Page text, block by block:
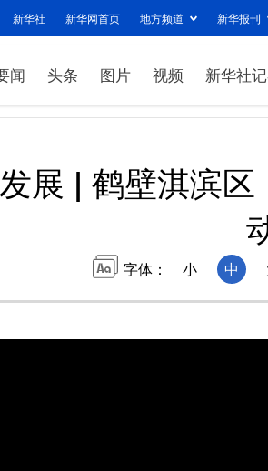
新华社 新华网首页 地方频道 新华报刊
闻 头条 图片 视频 新华社
展 | 鹤壁淇滨
字体： 小 中